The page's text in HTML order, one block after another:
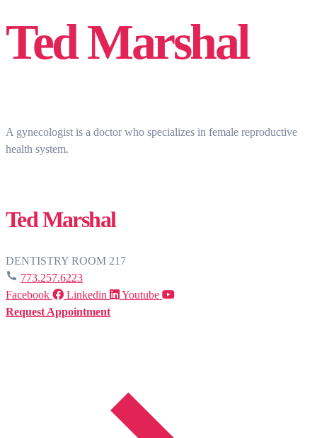
Ted Marshal
A gynecologist is a doctor who specializes in female reproductive
health system.
Ted Marshal
DENTISTRY ROOM 217
773.257.6223
Facebook
Linkedin
Youtube
Request Appointment